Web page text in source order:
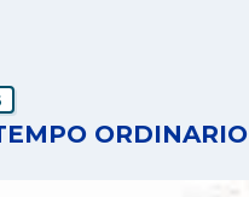
ORDINARIO